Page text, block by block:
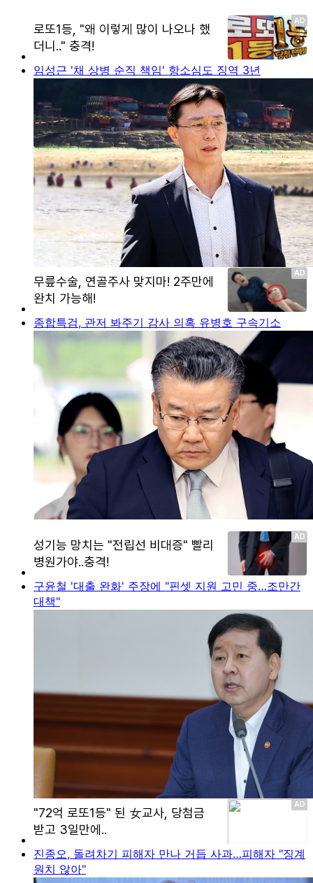
임성근 '채 상병 순직 책임' 항소심도 징역 3년
종합특검, 관저 봐주기 감사 의혹 유병호 구속기소
구윤철 '대출 완화' 주장에 "핀셋 지원 고민 중…조만간
대책"
진종오, 돌려차기 피해자 만나 거듭 사과…피해자 "징계
원치 않아"